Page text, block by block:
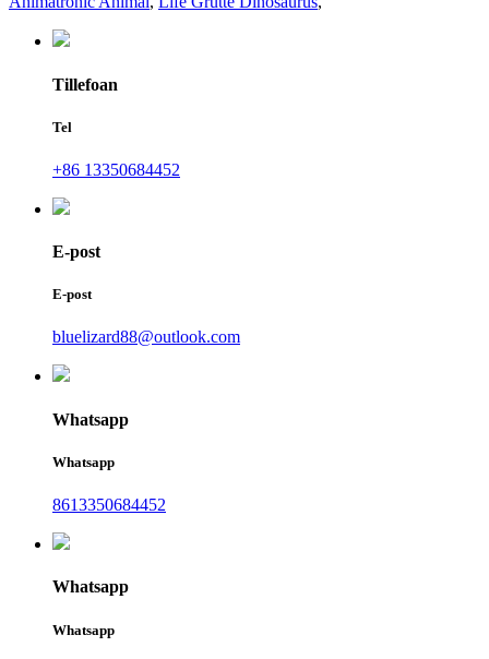
Tillefoan
Tel
+86 13350684452
E-post
E-post
bluelizard88@outlook.com
Whatsapp
Whatsapp
8613350684452
Whatsapp
Whatsapp